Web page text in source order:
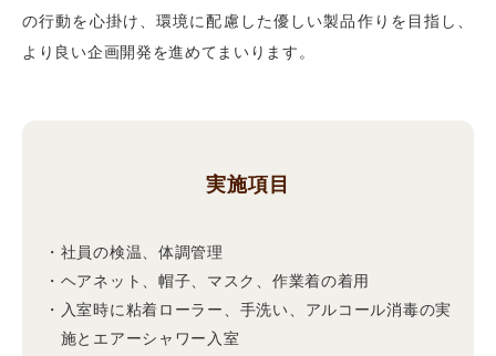
の行動を心掛け、環境に配慮した優しい製品作りを目指し、
より良い企画開発を進めてまいります。
実施項目
社員の検温、体調管理
ヘアネット、帽子、マスク、作業着の着用
入室時に粘着ローラー、手洗い、アルコール消毒の実
施とエアーシャワー入室